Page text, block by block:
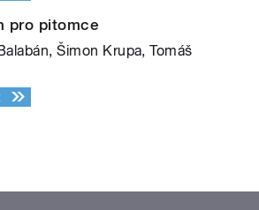
pro pitomce
Šimon Krupa, Tomáš